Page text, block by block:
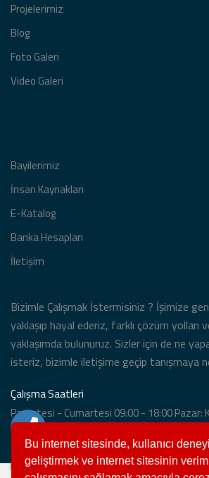
Bu internet sitesinde, kullanıcı
geliştirmek ve internet sitesinin
Projelerimiz
Blog
Foto Galeri
Video Galeri
Bayilerimiz
İnsan Kaynakları
E-Katalog
Banka Hesapları
İletişim
Bizimle Çalışmak İstermisiniz ? İşimize
yaklaşıp hayal ederiz, farklı çözüm yolları
yaklaşımda bulunuruz. Sizler için de ne
isteriz, bizimle iletişime geçip tanışmaya
Çalışma Saatleri
Pazartesi - Cumartesi 09:00 - 18:00 Pazar: